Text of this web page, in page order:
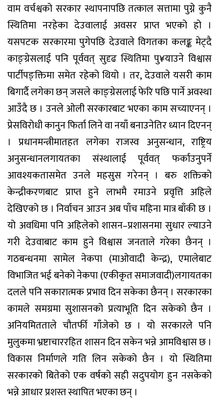
वाम वर्चश्वको सरकार स्थापनापछि तत्काल सत्तामा पुग्ने कुनै
स्थितिमा नरहेका देउवालाई अवसर प्राप्त भएको हो ।
यसपटक सरकारमा पुगेपछि देउवाले विगतका कलङ्क मेट्दै
काङ्ग्रेसलाई पनि पूर्ववत् सुदृढ स्थितिमा पु¥याउने विश्वास
पार्टीपङ्क्तिमा समेत रहेको थियो । तर, देउवाले यसरी काम
बिगार्दै लगेका छन् जसले काङ्ग्रेसलाई फेरि पछि पार्ने अवस्था
आउँदै छ । उनले ओली सरकारबाट भएका काम सच्याएनन् ।
प्रेसविरोधी कानुन फिर्ता लिने वा नयाँ बनाउनेतिर ध्यान दिएनन्
। प्रधानमन्त्रीमातहत लगेका राजस्व अनुसन्धान, राष्ट्रिय
अनुसन्धानलगायतका संस्थालाई पूर्ववत् फर्काउनुपर्ने
आवश्यकतासमेत उनले महसुस गरेनन् । बरु शक्तिको
केन्द्रीकरणबाट प्राप्त हुने लाभमै रमाउने प्रवृत्ति अहिले
देखिएको छ । निर्वाचन आउन अब पाँच महिना मात्र बाँकी छ ।
यो अवधिमा पनि अहिलेको शासन–प्रशासनमा सुधार ल्याउने
गरी देउवाबाट काम हुने विश्वास जनताले गरेका छैनन् ।
गठबन्धनमा सामेल नेकपा (माओवादी केन्द्र), एमालेबाट
विभाजित भई बनेको नेकपा (एकीकृत समाजवादी)लगायतका
दलले पनि सकारात्मक प्रभाव दिन सकेका छैनन् । सरकारका
कामले समग्रमा सुशासनको प्रत्याभूति दिन सकेको छैन ।
अनियमितताले चौतर्फी गाँजेको छ । यो सरकारले पनि
मुलुकमा भ्रष्टाचाररहित शासन दिन सकेन भन्ने आमविश्वास छ ।
विकास निर्माणले गति लिन सकेको छैन । यो स्थितिमा
सरकारको बितेको एक वर्षको सही सदुपयोग हुन नसकेको
भन्ने आधार प्रशस्त स्थापित भएका छन् ।